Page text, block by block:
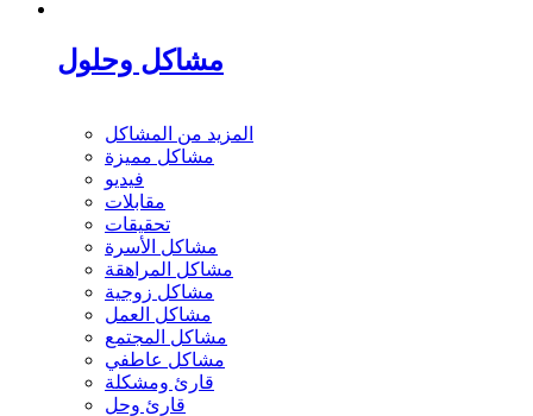
مشاكل وحلول
المزيد من المشاكل
مشاكل مميزة
فيديو
مقابلات
تحقيقات
مشاكل الأسرة
مشاكل المراهقة
مشاكل زوجية
مشاكل العمل
مشاكل المجتمع
مشاكل عاطفي
قارئ ومشكلة
قارئ وحل